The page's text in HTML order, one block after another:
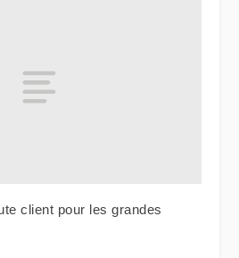
client pour les grandes